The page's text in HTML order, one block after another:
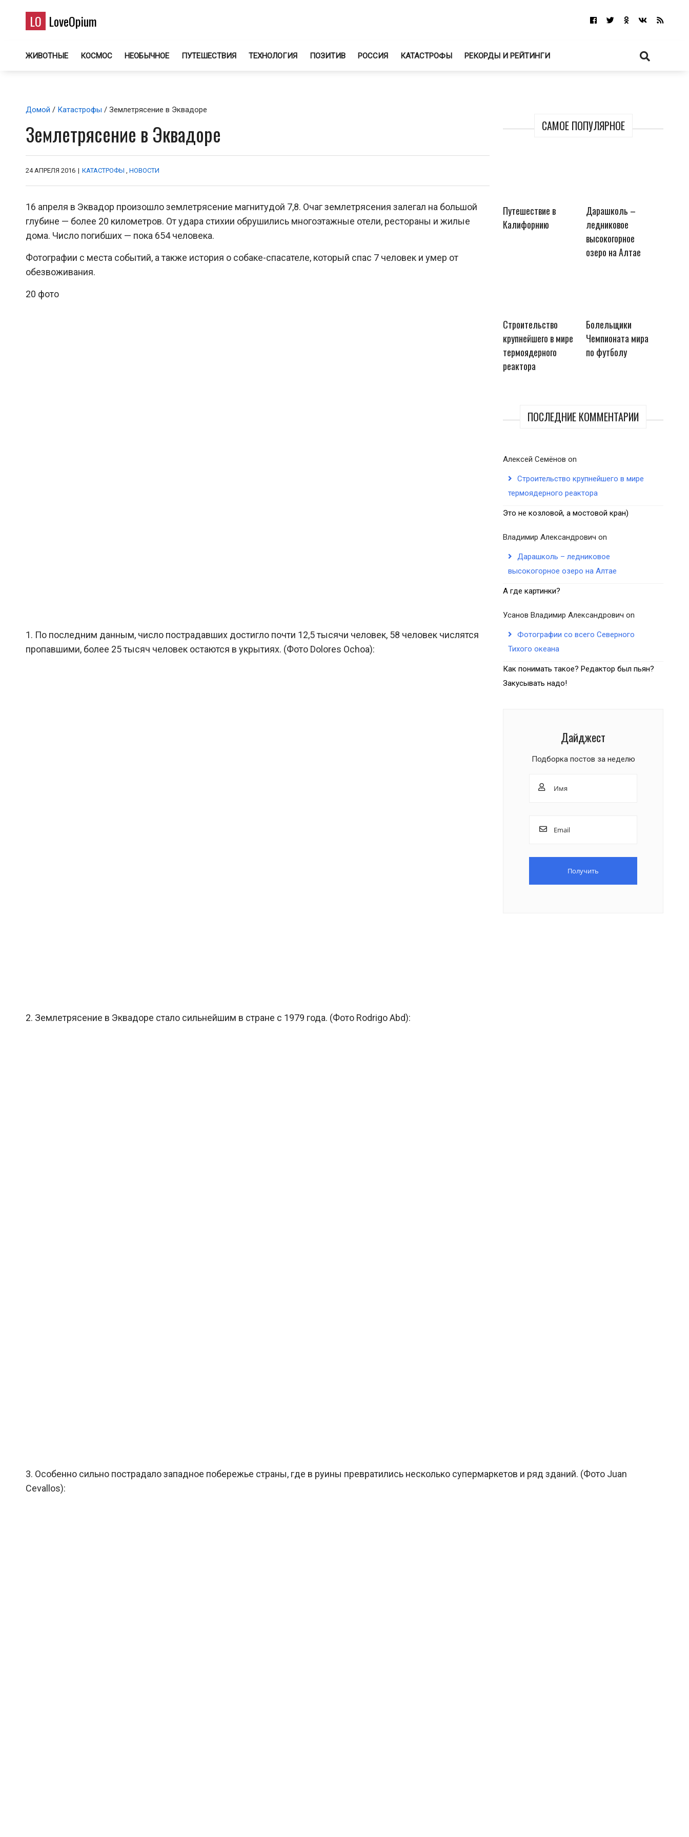
LO LoveOpium
ЖИВОТНЫЕ КОСМОС НЕОБЫЧНОЕ ПУТЕШЕСТВИЯ ТЕХНОЛОГИЯ ПОЗИТИВ РОССИЯ КАТАСТРОФЫ РЕКОРДЫ И РЕЙТИНГИ
САМОЕ ПОПУЛЯРНОЕ
Путешествие в
Калифорнию
Дарашколь –
ледниковое
высокогорное
озеро на Алтае
Строительство
крупнейшего в мире
термоядерного
реактора
Болельщики
Чемпионата мира
по футболу
ПОСЛЕДНИЕ КОММЕНТАРИИ
Алексей Семёнов on
Строительство крупнейшего в мире
термоядерного реактора
Это не козловой, а мостовой кран)
Владимир Александрович on
Дарашколь – ледниковое
высокогорное озеро на Алтае
А где картинки?
Усанов Владимир Александрович on
Фотографии со всего Северного
Тихого океана
Как понимать такое? Редактор был пьян?
Закусывать надо!
Дайджест
Подборка постов за неделю
Домой / Катастрофы / Землетрясение в Эквадоре
Землетрясение в Эквадоре
24 АПРЕЛЯ 2016 | КАТАСТРОФЫ , НОВОСТИ
16 апреля в Эквадор произошло землетрясение магнитудой 7,8. Очаг землетрясения залегал на большой
глубине — более 20 километров. От удара стихии обрушились многоэтажные отели, рестораны и жилые
дома. Число погибших — пока 654 человека.
Фотографии с места событий, а также история о собаке-спасателе, который спас 7 человек и умер от
обезвоживания.
20 фото
1. По последним данным, число пострадавших достигло почти 12,5 тысячи человек, 58 человек числятся
пропавшими, более 25 тысяч человек остаются в укрытиях. (Фото Dolores Ochoa):
2. Землетрясение в Эквадоре стало сильнейшим в стране с 1979 года. (Фото Rodrigo Abd):
3. Особенно сильно пострадало западное побережье страны, где в руины превратились несколько супермаркетов и ряд зданий. (Фото Juan
Cevallos):